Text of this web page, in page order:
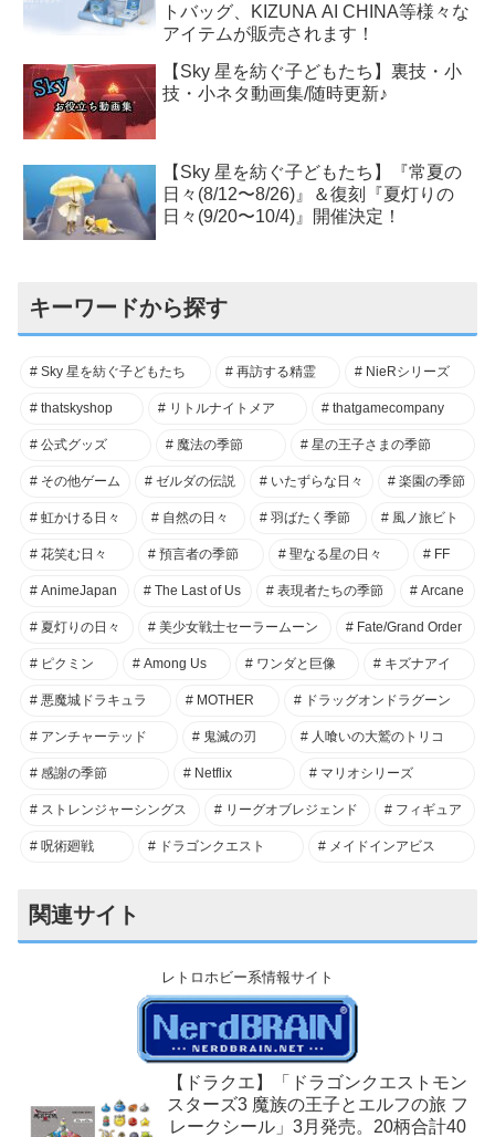
トバッグ、KIZUNA AI CHINA等様々な
アイテムが販売されます！
【Sky 星を紡ぐ子どもたち】裏技・小
技・小ネタ動画集/随時更新♪
【Sky 星を紡ぐ子どもたち】『常夏の
日々(8/12〜8/26)』＆復刻『夏灯りの
日々(9/20〜10/4)』開催決定！
キーワードから探す
Sky 星を紡ぐ子どもたち 再訪する精霊 NieRシリーズ
thatskyshop リトルナイトメア thatgamecompany
公式グッズ 魔法の季節 星の王子さまの季節
その他ゲーム ゼルダの伝説 いたずらな日々 楽園の季節
虹かける日々 自然の日々 羽ばたく季節 風ノ旅ビト
花笑む日々 預言者の季節 聖なる星の日々 FF
AnimeJapan The Last of Us 表現者たちの季節 Arcane
夏灯りの日々 美少女戦士セーラームーン Fate/Grand Order
ピクミン Among Us ワンダと巨像 キズナアイ
悪魔城ドラキュラ MOTHER ドラッグオンドラグーン
アンチャーテッド 鬼滅の刃 人喰いの大鷲のトリコ
感謝の季節 Netflix マリオシリーズ
ストレンジャーシングス リーグオブレジェンド フィギュア
呪術廻戦 ドラゴンクエスト メイドインアビス
関連サイト
レトロホビー系情報サイト
【ドラクエ】「ドラゴンクエストモン
スターズ3 魔族の王子とエルフの旅 フ
レークシール」3月発売。20柄合計40